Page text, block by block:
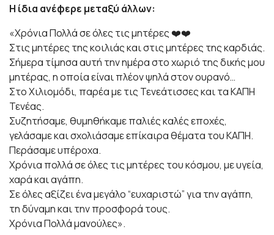
Η ίδια ανέφερε μεταξύ άλλων:
«Χρόνια Πολλά σε όλες τις μητέρες ❤️❤️
Στις μητέρες της κοιλιάς και στις μητέρες της καρδιάς.
Σήμερα τίμησα αυτή την ημέρα στο χωριό της δικής μου
μητέρας, η οποία είναι πλέον ψηλά στον ουρανό…
Στο Χιλιομόδι, παρέα με τις Τενεάτισσες και τα ΚΑΠΗ
Τενέας.
Συζητήσαμε, θυμηθήκαμε παλιές καλές εποχές,
γελάσαμε και σχολιάσαμε επίκαιρα θέματα του ΚΑΠΗ.
Περάσαμε υπέροχα.
Χρόνια πολλά σε όλες τις μητέρες του κόσμου, με υγεία,
χαρά και αγάπη.
Σε όλες αξίζει ένα μεγάλο “ευχαριστώ” για την αγάπη,
τη δύναμη και την προσφορά τους.
Χρόνια Πολλά μανούλες».